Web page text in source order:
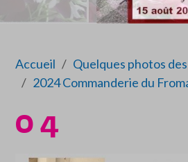
Accueil
Quelques photos
2024 Commanderie du
0 4